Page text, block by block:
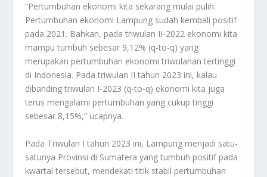
“Pertumbuhan ekonomi kita sekarang mulai pulih.
Pertumbuhan ekonomi Lampung sudah kembali positif
pada 2021. Bahkan, pada triwulan II-2022 ekonomi kita
mampu tumbuh sebesar 9,12% (q-to-q) yang
merupakan pertumbuhan ekonomi triwulanan tertinggi
di Indonesia. Pada triwulan II tahun 2023 ini, kalau
dibanding triwulan I-2023 (q-to-q) ekonomi kita juga
terus mengalami pertumbuhan yang cukup tinggi
sebesar 8,15%,” ucapnya.
Pada Triwulan I tahun 2023 ini, Lampung menjadi satu-
satunya Provinsi di Sumatera yang tumbuh positif pada
kwartal tersebut, mendekati titik stabil pertumbuhan